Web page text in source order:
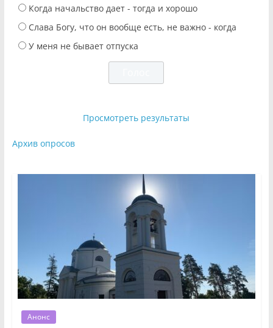
Когда начальство дает - тогда и хорошо
Слава Богу, что он вообще есть, не важно - когда
У меня не бывает отпуска
Просмотреть результаты
Архив опросов
Анонс